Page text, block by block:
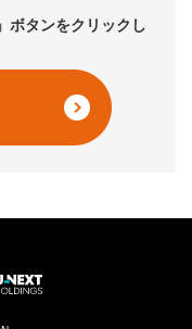
ボタンをクリックし